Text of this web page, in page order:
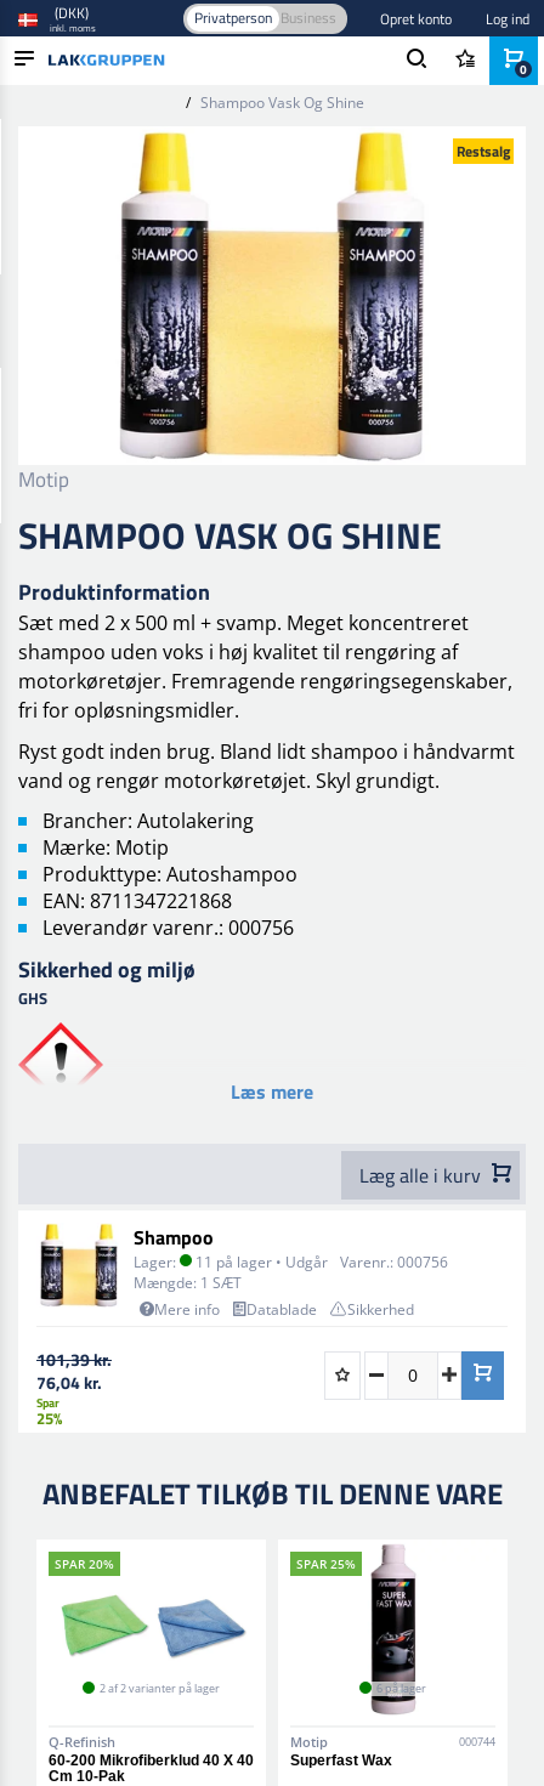
(DKK)
inkl. moms Privatperson Business Opret konto Log ind
/ Shampoo Vask Og Shine
Restsalg
Motip
SHAMPOO VASK OG SHINE
Produktinformation
Sæt med 2 x 500 ml + svamp. Meget koncentreret
shampoo uden voks i høj kvalitet til rengøring af
motorkøretøjer. Fremragende rengøringsegenskaber,
fri for opløsningsmidler.
Ryst godt inden brug. Bland lidt shampoo i håndvarmt
vand og rengør motorkøretøjet. Skyl grundigt.
Brancher: Autolakering
Mærke: Motip
Produkttype: Autoshampoo
EAN: 8711347221868
Leverandør varenr.: 000756
Sikkerhed og miljø
GHS
Læs mere
Læg alle i kurv
Shampoo
Lager: 11 på lager • Udgår Varenr.: 000756
Mængde: 1 SÆT
Mere info
Datablade Sikkerhed
101,39 kr.
76,04 kr.
Spar
25%
ANBEFALET TILKØB TIL DENNE VARE
SPAR 20%
2 af 2 varianter på lager
Q-Refinish
60-200 Mikrofiberklud 40 X 40
Cm 10-Pak
SPAR 25%
6 på lager
Motip 000744
Superfast Wax
0